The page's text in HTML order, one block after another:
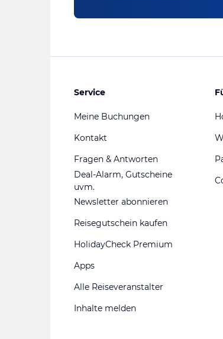
Service
Meine Buchungen
Kontakt
Fragen & Antworten
Deal-Alarm, Gutscheine
uvm.
Newsletter abonnieren
Reisegutschein kaufen
HolidayCheck Premium
Apps
Alle Reiseveranstalter
Inhalte melden